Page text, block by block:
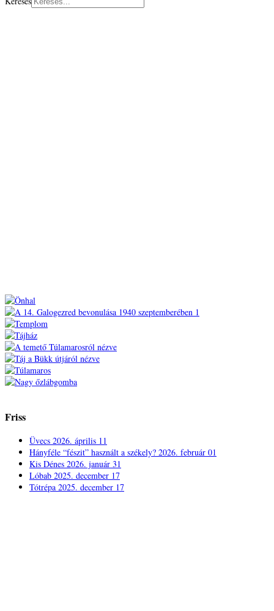
Friss
Üvecs 2026. április 11
Hányféle “fészit” használt a székely? 2026. február 01
Kis Dénes 2026. január 31
Lóbab 2025. december 17
Tótrépa 2025. december 17